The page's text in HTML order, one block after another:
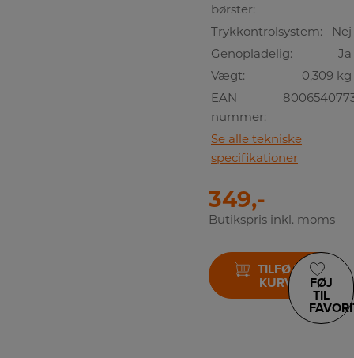
børster:
Trykkontrolsystem:
Nej
Genopladelig:
Ja
Vægt:
0,309 kg
EAN
nummer:
Se alle tekniske
specifikationer
349,-
Butikspris inkl. moms
TILFØJ TIL
KURV
FØJ
TIL